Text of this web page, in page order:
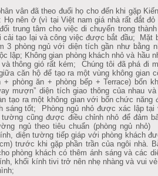
vân đã theo đuổi họ cho đến khi gặp
Họ nên ở (vì tại Việt nam giá nhà rất đắt
trung tâm cho việc di chuyển trong
cải tạo lại và công việc được bắt đầu; Mặt
3 phòng ngủ với diện tích gần như bằng
lập; Không gian phòng khách nhỏ và hầu
thông gió rất kém; Chúng tôi đã phá đi
căn hộ để tạo ra một vùng không gian
+ phòng ăn + phòng bếp + Terrace) bốn
mượn” diện tích giao thông của nhau
tạo ra một không gian với bốn chức năng
sáng tốt; Phòng ngủ nhỏ được xác lập tại
cũng được điều chỉnh nhỏ để đảm
ngủ theo tiêu chuẩn (phòng ngủ
diện tường tiếp giáp với phòng khách
trước khi gặp phần trần của ngôi nhà.
phòng khách có thêm ánh sáng và các
khối kính tivi trở nên nhẹ nhàng và vui